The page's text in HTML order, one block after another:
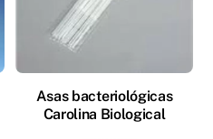
Asas bacteriológicas
Carolina Biological